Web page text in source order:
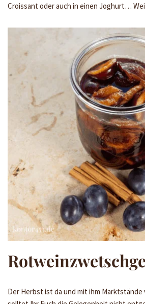
Croissant oder auch in einen Joghurt…
Der Herbst ist da und mit ihm